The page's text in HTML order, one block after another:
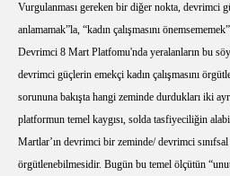
Vurgulanması gereken bir diğer nokta, devrimci
anlamamak”la, “kadın çalışmasını
Devrimci 8 Mart Platfomu'nda yeralanların bu
devrimci güçlerin emekçi kadın çalışmasını
sorununa bakışta hangi zeminde durdukları iki
platformun temel kaygısı, solda tasfiyeciliğin
Martlar’ın devrimci bir zeminde/ devrimci
örgütlenebilmesidir. Bugün bu temel ölçütün